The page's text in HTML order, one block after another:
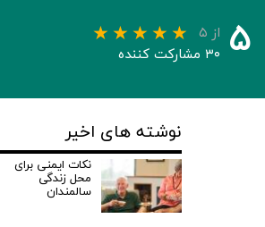
۵ از ۵
۳۰ مشارکت کننده
نوشته های اخیر
نکات ایمنی برای
محل زندگی
سالمندان